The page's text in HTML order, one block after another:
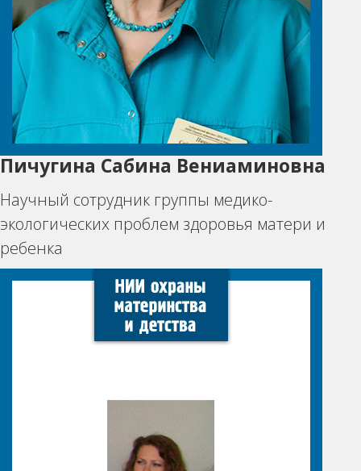
Пичугина Сабина Вениаминовна
Научный сотрудник группы медико-
экологических проблем здоровья матери и
ребенка